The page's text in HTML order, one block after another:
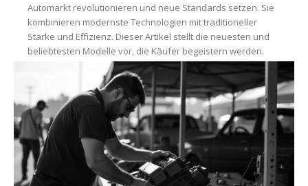
Automarkt revolutionieren und neue Standards setzen. Sie
kombinieren modernste Technologien mit traditioneller
Stärke und Effizienz. Dieser Artikel stellt die neuesten und
beliebtesten Modelle vor, die Käufer begeistern werden.